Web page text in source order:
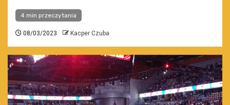
4 min przeczytania
08/03/2023 Kacper Czuba